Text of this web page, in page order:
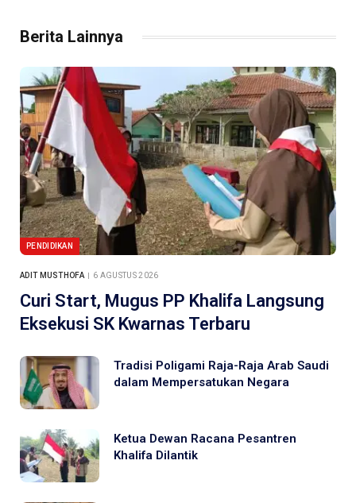
Berita Lainnya
PENDIDIKAN
ADIT MUSTHOFA 6 AGUSTUS 2026
Curi Start, Mugus PP Khalifa Langsung
Eksekusi SK Kwarnas Terbaru
Tradisi Poligami Raja-Raja Arab Saudi
dalam Mempersatukan Negara
Ketua Dewan Racana Pesantren
Khalifa Dilantik